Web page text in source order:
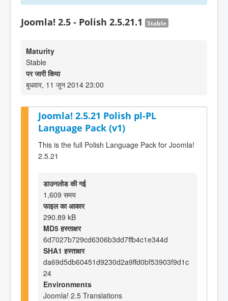
Joomla! 2.5 - Polish 2.5.21.1 Stable
Maturity
Stable
पर जारी किया
बुधवार, 11 जून 2014 23:00
Joomla! 2.5.21 Polish pl-PL
Language Pack (v1)
This is the full Polish Language Pack for Joomla!
2.5.21
डाउनलोड की गई
1,609 समय
फाइल का आकार
290.89 kB
MD5 हस्ताक्षर
6d7027b729cd6306b3dd7ffb4c1e344d
SHA1 हस्ताक्षर
da69d5db60451d9230d2a9ffd0bf53903f9d1c
24
Environments
Joomla! 2.5 Translations